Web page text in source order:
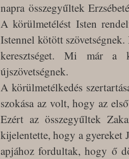
napra összegyűltek
A körülmetélést Isten
Istennel kötött
keresztséget. Mi már a
újszövetségnek.
A körülmetélkedés
szokása az volt, hogy az
Ezért az összegyűltek
kijelentette, hogy a gyereket
apjához fordultak, hogy ő